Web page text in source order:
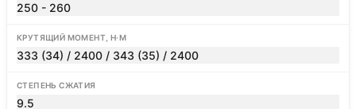
250 - 260
КРУТЯЩИЙ МОМЕНТ, Н·М
333 (34) / 2400 / 343 (35) / 2400
СТЕПЕНЬ СЖАТИЯ
9.5